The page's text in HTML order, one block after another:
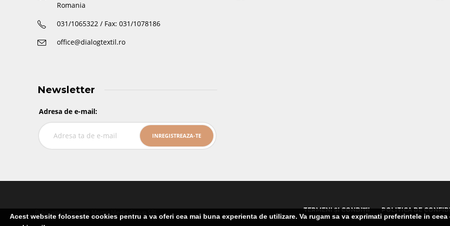
Romania
031/1065322 / Fax: 031/1078186
office@dialogtextil.ro
Newsletter
Adresa de e-mail:
Publicatie editata de Martin Media Group SRL TERMENI ȘI CONDIȚII POLITICA DE
Acest website foloseste cookies pentru a va oferi cea mai buna experienta de utilizare. Va rugam sa va exprimati preferintele in